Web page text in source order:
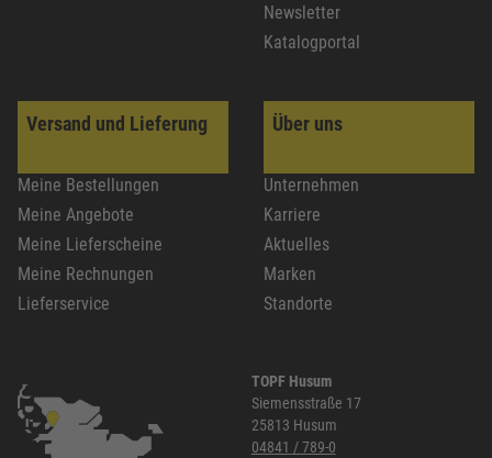
Newsletter
Katalogportal
Versand und Lieferung
Meine Bestellungen
Meine Angebote
Meine Lieferscheine
Meine Rechnungen
Lieferservice
Über uns
Unternehmen
Karriere
Aktuelles
Marken
Standorte
TOPF Husum
Siemensstraße 17
25813 Husum
04841 / 789-0